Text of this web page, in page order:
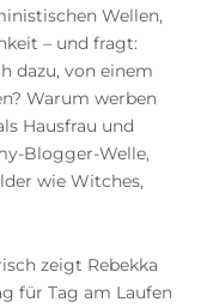
Wellen,
– und fragt:
dazu, von einem
Warum werben
Hausfrau und
Blogger-Welle,
wie Witches,
zeigt Rebekka
für Tag am Laufen